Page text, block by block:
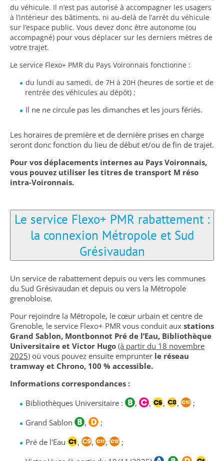
du véhicule. Il n’est pas autorisé à accompagner les usagers
à l’intérieur des bâtiments, ni au-delà de l’arrêt du véhicule
sur l’espace public. Vous devez donc être autonome (ou
accompagné) pour vous déplacer sur les derniers mètres de
votre trajet.
Le service Flexo+ PMR du Pays Voironnais fonctionne :
du lundi au samedi, de 7H à 20H (heures de sortie et de
rentrée des véhicules au dépôt) ;
Il ne ne circule pas les dimanches et les jours fériés.
Les horaires de première et de dernière prises en charge
seront donc fonction du lieu de début et/ou de fin de trajet.
Pour vos déplacements internes au Pays Voironnais,
vous pouvez utiliser les titres de transport M réso
intra-Voironnais.
Le service Flexo+ PMR rabattement :
la connexion Métropole et Sud
Grésivaudan
Un service de rabattement depuis ou vers les communes
du Sud Grésivaudan et depuis ou vers la Métropole
grenobloise.
Pour rejoindre la Métropole, le cœur urbain et centre de
Grenoble, le service Flexo+ PMR vous conduit aux stations
Grand Sablon, Montbonnot Pré de l’Eau, Bibliothèque
Universitaire et Victor Hugo (à partir du 18 novembre
2025) où vous pouvez ensuite emprunter le réseau
tramway et Chrono, 100 % accessible.
Informations correspondances :
Bibliothèques Universitaire :
, , , ,
;
Grand Sablon
,
;
Pré de l'Eau
, , ,
;